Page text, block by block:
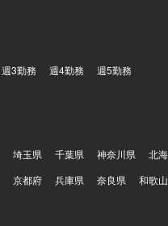
週3勤務 週4勤務 週5勤務
埼玉県 千葉県 神奈川県
北
京都府 兵庫県 奈良県
和歌